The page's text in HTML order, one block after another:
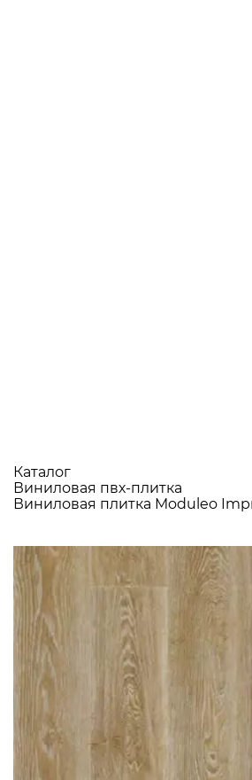
Каталог
Виниловая пвх-плитка
Виниловая плитка Moduleo